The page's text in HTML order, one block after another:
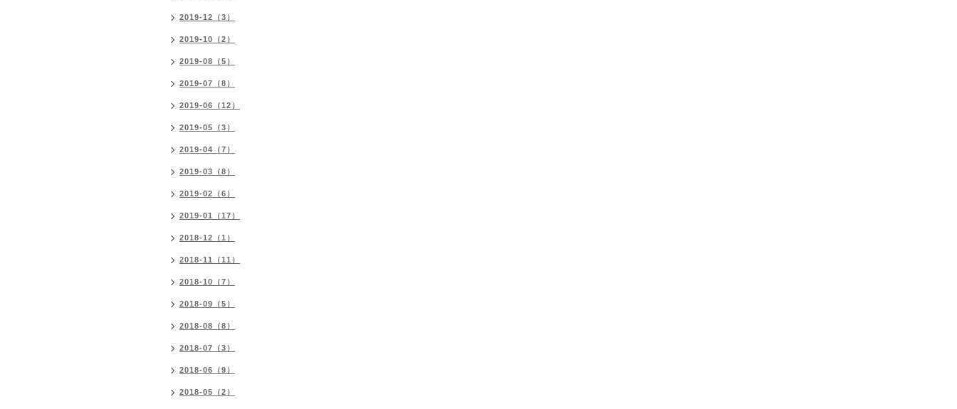
2019-12（3）
2019-10（2）
2019-08（5）
2019-07（8）
2019-06（12）
2019-05（3）
2019-04（7）
2019-03（8）
2019-02（6）
2019-01（17）
2018-12（1）
2018-11（11）
2018-10（7）
2018-09（5）
2018-08（8）
2018-07（3）
2018-06（9）
2018-05（2）